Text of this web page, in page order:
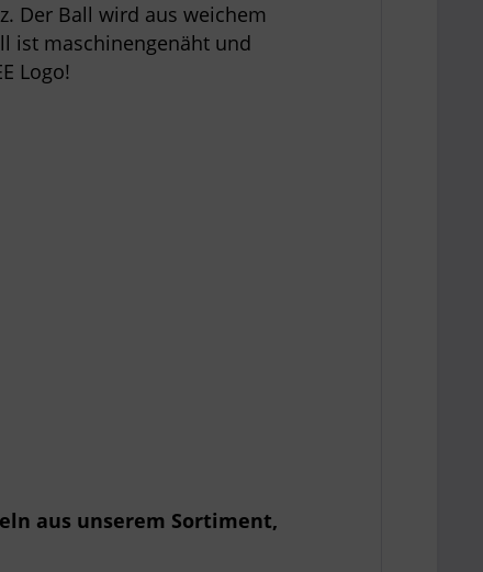
Der Ball wird aus weichem
ist maschinengenäht und
Logo!
aus unserem Sortiment,